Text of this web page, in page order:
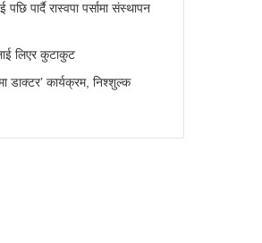
पार्दै रास्वपा पर्सामा संस्थापन
लिएर कुटाकुट
डाक्टर’ कार्यक्रम, निश्शुल्क